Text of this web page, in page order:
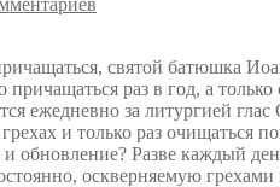
святой батюшка
раз в год, а
ежедневно за литургией
и только раз очищаться
Разве каждый
оскверняемую